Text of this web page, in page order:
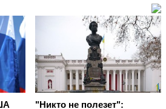
"Никто не полезет":